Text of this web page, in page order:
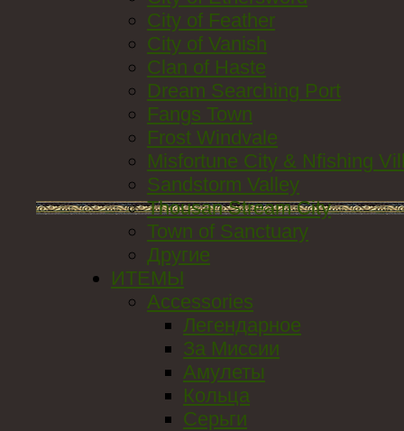
City of Feather
City of Vanish
Clan of Haste
Dream Searching Port
Fangs Town
Frost Windvale
Misfortune City & Nfishing
Sandstorm Valley
Thousan Stream City
Town of Sanctuary
Другие
ИТЕМЫ
Accessories
Легендарное
За Миссии
Амулеты
Кольца
Серьги